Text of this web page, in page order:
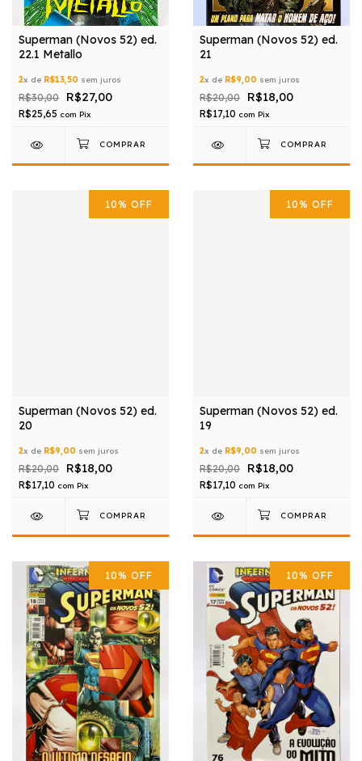
Superman (Novos 52) ed.
22.1 Metallo
2x de R$13,50 sem juros
R$30,00 R$27,00
R$25,65 com Pix
Superman (Novos 52) ed.
21
2x de R$9,00 sem juros
R$20,00 R$18,00
R$17,10 com Pix
10% OFF
Superman (Novos 52) ed.
20
2x de R$9,00 sem juros
R$20,00 R$18,00
R$17,10 com Pix
10% OFF
Superman (Novos 52) ed.
19
2x de R$9,00 sem juros
R$20,00 R$18,00
R$17,10 com Pix
10% OFF 10% OFF